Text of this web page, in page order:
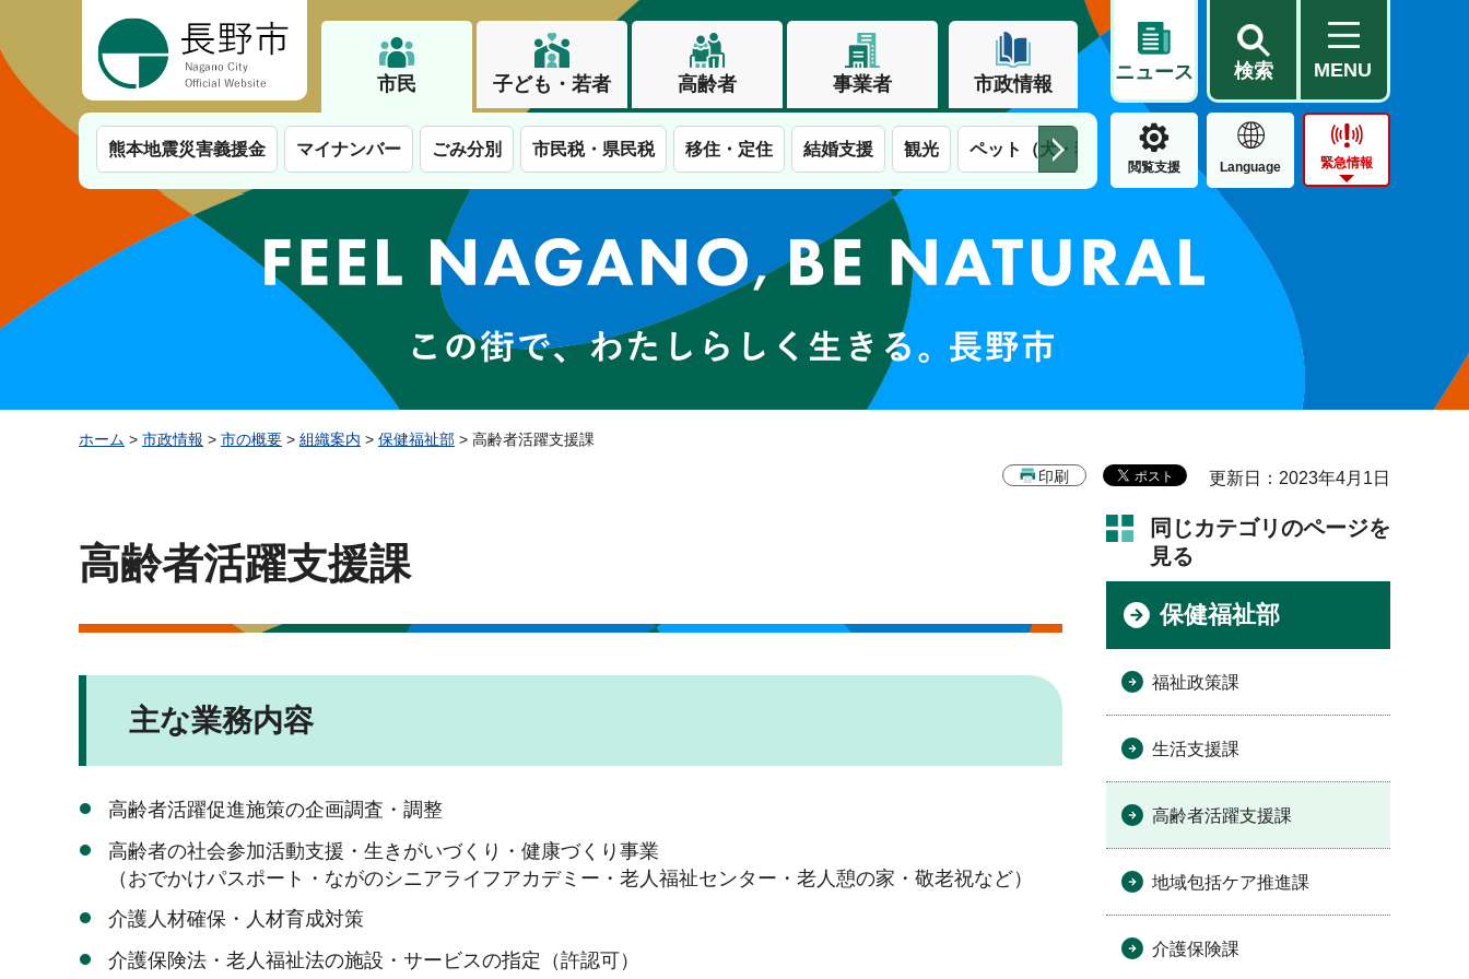
市民 子ども・若者 高齢者 事業者 市政情報
ニュース 検索 MENU
熊本地震災害義援金 マイナンバー ごみ分別 市民税・県民税 移住・定住 結婚支援 観光 ペット（犬・猫） 住民票・戸籍 公営住宅
閲覧支援 Language 緊急情報
この街で、わたしらしく生きる。長野市
ホーム > 市政情報 > 市の概要 > 組織案内 > 保健福祉部 > 高齢者活躍支援課
印刷 更新日：2023年4月1日
高齢者活躍支援課
主な業務内容
高齢者活躍促進施策の企画調査・調整
高齢者の社会参加活動支援・生きがいづくり・健康づくり事業
（おでかけパスポート・ながのシニアライフアカデミー・老人福祉センター・老人憩の家・敬老祝など）
介護人材確保・人材育成対策
介護保険法・老人福祉法の施設・サービスの指定（許認可）
同じカテゴリのページを
見る
保健福祉部
福祉政策課
生活支援課
高齢者活躍支援課
地域包括ケア推進課
介護保険課